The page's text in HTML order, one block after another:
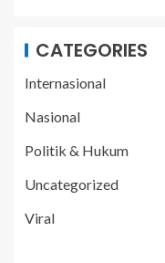
CATEGORIES
Internasional
Nasional
Politik & Hukum
Uncategorized
Viral